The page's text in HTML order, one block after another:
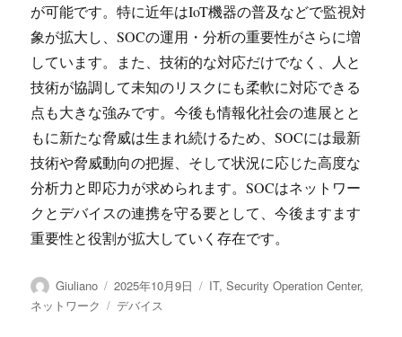
が可能です。特に近年はIoT機器の普及などで監視対
象が拡大し、SOCの運用・分析の重要性がさらに増
しています。また、技術的な対応だけでなく、人と
技術が協調して未知のリスクにも柔軟に対応できる
点も大きな強みです。今後も情報化社会の進展とと
もに新たな脅威は生まれ続けるため、SOCには最新
技術や脅威動向の把握、そして状況に応じた高度な
分析力と即応力が求められます。SOCはネットワー
クとデバイスの連携を守る要として、今後ますます
重要性と役割が拡大していく存在です。
投
稿
Giuliano
投
稿
2025年10月9日
カ
IT,Security Operation Center,
ネットワーク
タ
デバイス